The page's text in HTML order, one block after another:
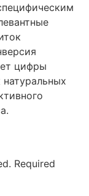
цифры
Required